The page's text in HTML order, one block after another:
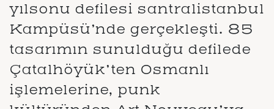
yılsonu defilesi santralistanbul
Kampüsü’nde gerçekleşti. 85
tasarımın sunulduğu defilede
Çatalhöyük’ten Osmanlı
işlemelerine, punk